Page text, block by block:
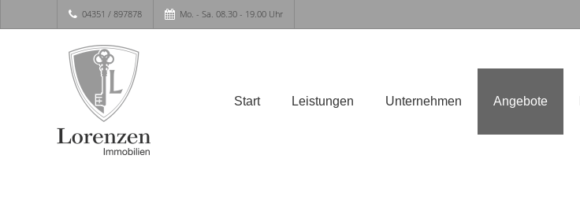
04351 / 897878 Mo. - Sa. 08.30 - 19.00 Uhr
Start Leistungen Unternehmen Angebote